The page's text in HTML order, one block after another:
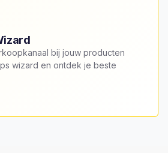
bij jouw producten
wizard en ontdek je beste